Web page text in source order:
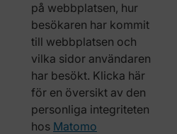
på webbplatsen, hur
besökaren har kommit
till webbplatsen och
vilka sidor användaren
har besökt. Klicka här
för en översikt av den
personliga integriteten
hos Matomo